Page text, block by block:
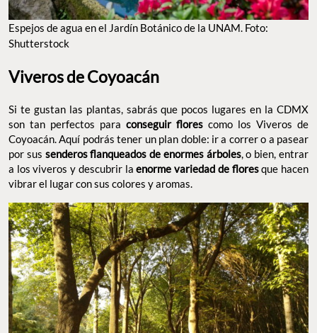
Espejos de agua en el Jardín Botánico de la UNAM. Foto:
Shutterstock
Viveros de Coyoacán
Si te gustan las plantas, sabrás que pocos lugares en la CDMX
son tan perfectos para conseguir flores como los Viveros de
Coyoacán. Aquí podrás tener un plan doble: ir a correr o a pasear
por sus senderos flanqueados de enormes árboles, o bien, entrar
a los viveros y descubrir laenorme variedad de floresque hacen
vibrar el lugar con sus colores y aromas.